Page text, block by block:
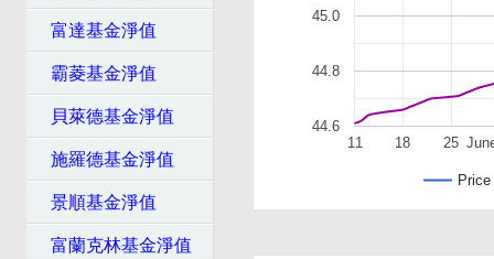
富達基金淨值
霸菱基金淨值
貝萊德基金淨值
施羅德基金淨值
景順基金淨值
富蘭克林基金淨值
Price
11 18 25
44.6
44.8
45.0